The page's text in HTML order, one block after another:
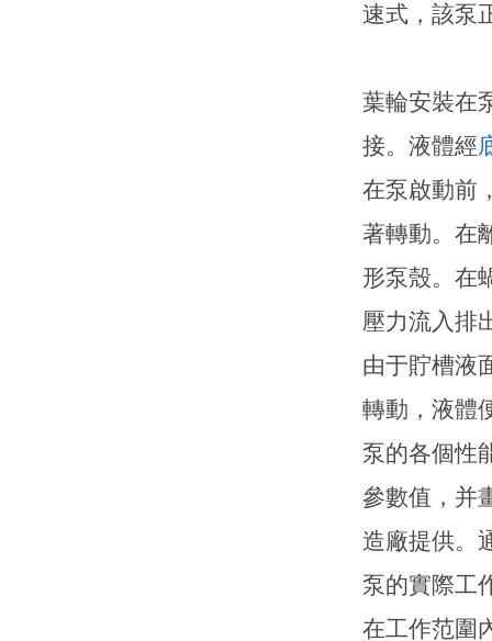
速式，該泵
葉輪安裝在
接。液體經
在泵啟動前
著轉動。在
形泵殼。在
壓力流入排
由于貯槽液
轉動，液體
泵的各個性
參數值，并
造廠提供。
泵的實際工
在工作范圍